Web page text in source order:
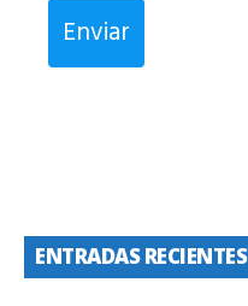
Enviar
ENTRADAS RECIENTES